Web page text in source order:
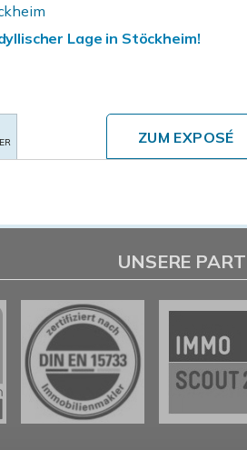
Lage in Stöckheim!
ZUM EXPOSÉ
UNSERE